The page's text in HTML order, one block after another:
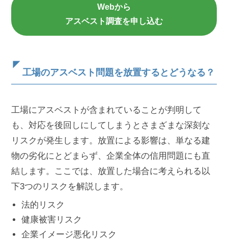
Webから
アスベスト調査を申し込む
工場のアスベス ト問題を放置するとどうなる？
工場にアスベストが含まれていることが判明して
も、対応を後回しにしてしまうとさまざまな深刻な
リスクが発生します。放置による影響は、単なる建
物の劣化にとどまらず、企業全体の信用問題にも直
結します。ここでは、放置した場合に考えられる以
下3つのリスクを解説します。
法的リスク
健康被害リスク
企業イメージ悪化リスク